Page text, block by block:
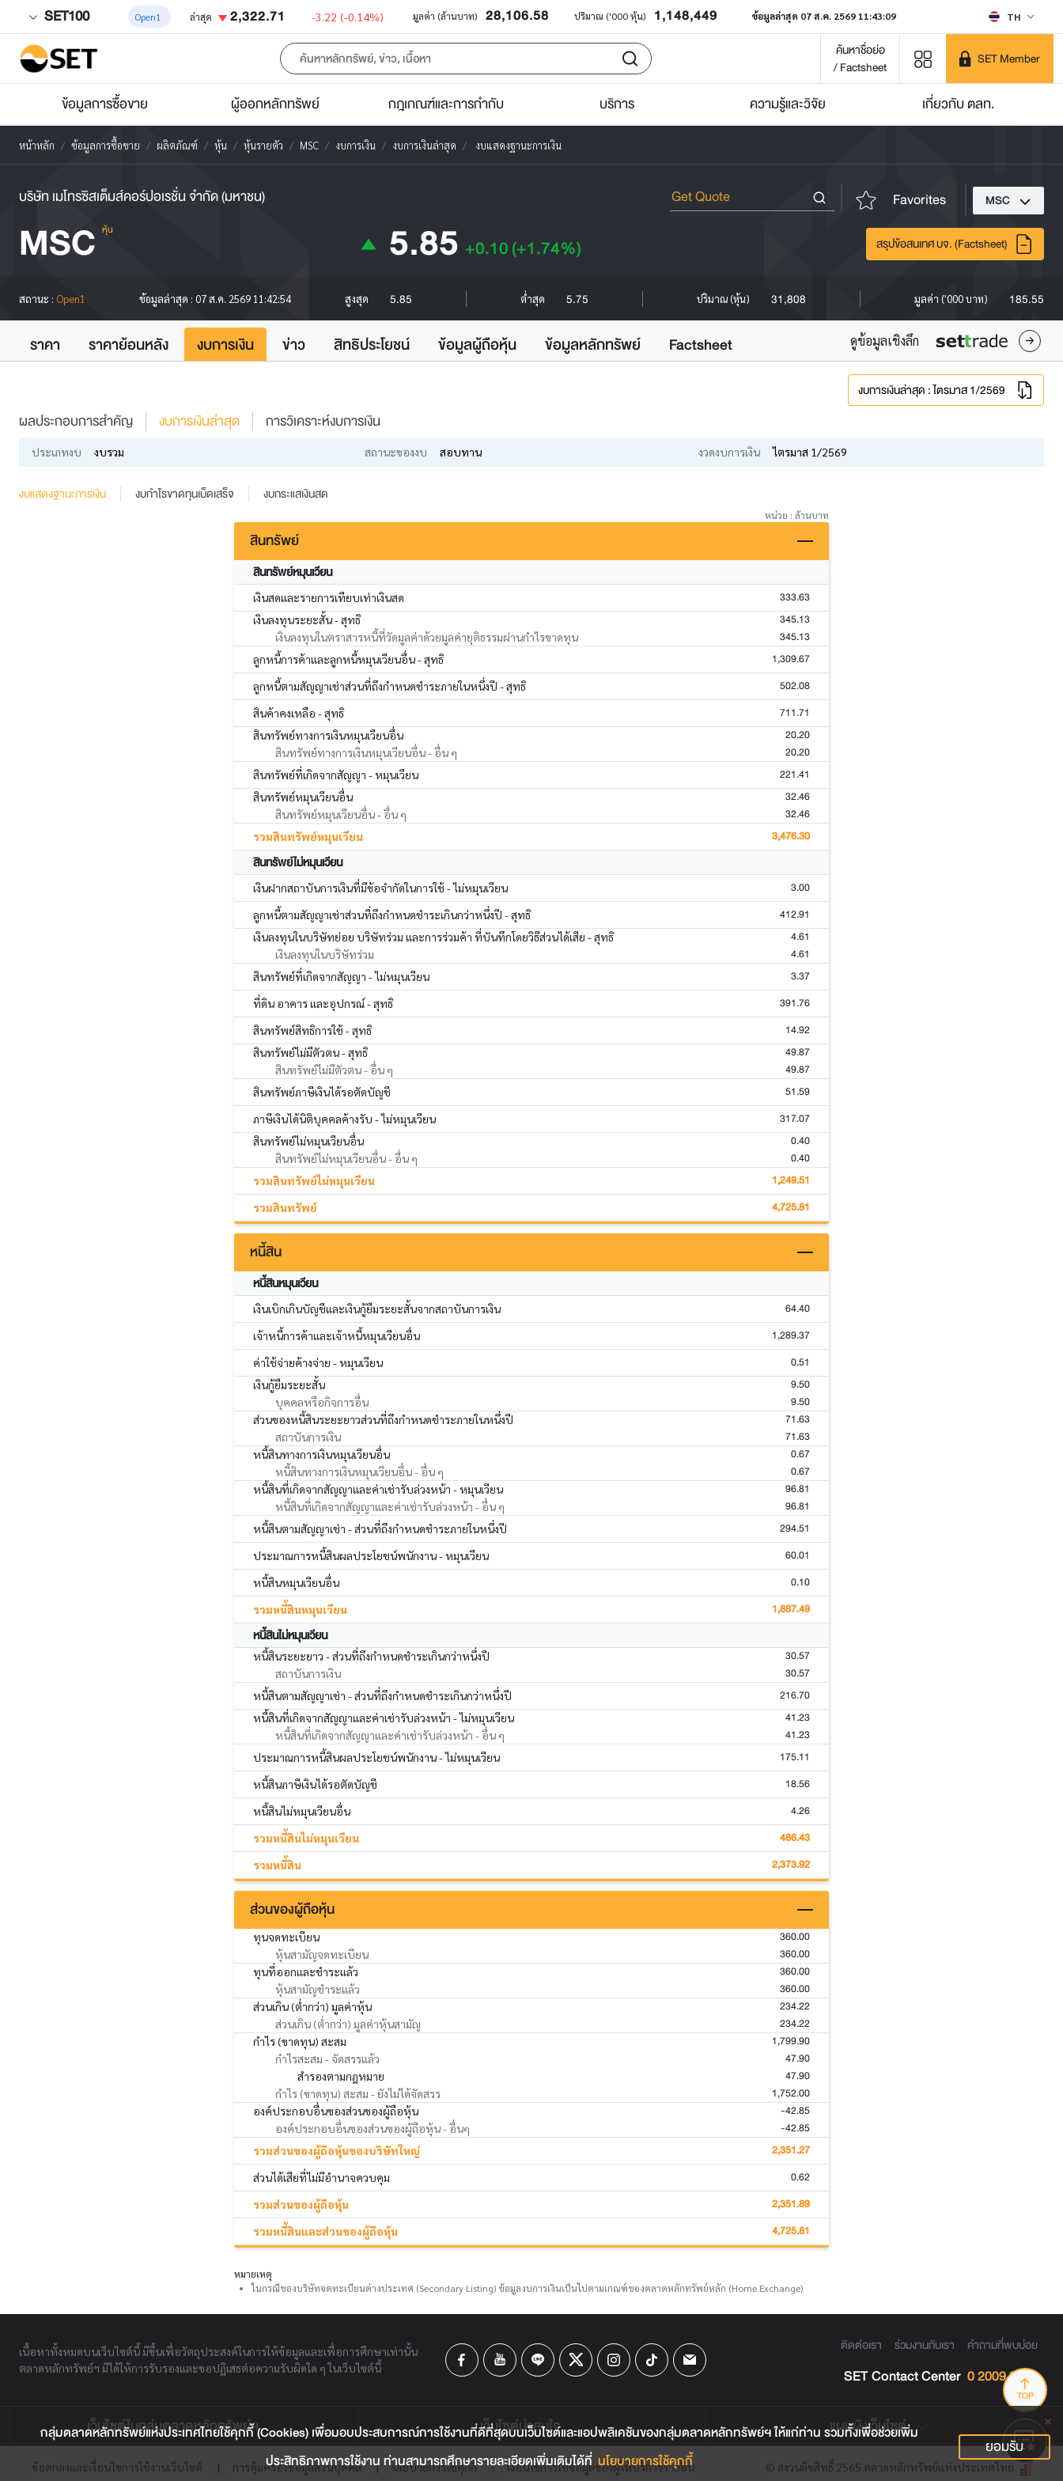
SET100 Open1 ล่าสุด 2,322.71 -3.22 (-0.14%) มูลค่า (ล้านบาท) 28,106.58 ปริมาณ ('000 หุ้น) 1,148,449 ข้อมูลล่าสุด 07 ส.ค. 2569 11:43:09 TH
ค้นหาชื่อย่อ
/ Factsheet
SET Member
ข้อมูลการซื้อขาย ผู้ออกหลักทรัพย์ กฎเกณฑ์และการกำกับ บริการ ความรู้และวิจัย เกี่ยวกับ ตลท.
หน้าหลัก ข้อมูลการซื้อขาย ผลิตภัณฑ์ หุ้น หุ้นรายตัว MSC งบการเงิน งบการเงินล่าสุด งบแสดงฐานะการเงิน
บริษัท เมโทรซิสเต็มส์คอร์ปอเรชั่น จำกัด (มหาชน) Favorites MSC
MSC หุ้น 5.85 +0.10(+1.74%) สรุปข้อสนเทศ บจ. (Factsheet)
สถานะ : Open1 ข้อมูลล่าสุด : 07 ส.ค. 2569 11:42:54 สูงสุด 5.85 ต่ำสุด 5.75 ปริมาณ (หุ้น) 31,808 มูลค่า ('000 บาท) 185.55
ราคา ราคาย้อนหลัง งบการเงิน ข่าว สิทธิประโยชน์ ข้อมูลผู้ถือหุ้น ข้อมูลหลักทรัพย์ Factsheet ดูข้อมูลเชิงลึก
งบการเงินล่าสุด : ไตรมาส 1/2569
ผลประกอบการสำคัญ งบการเงินล่าสุด การวิเคราะห์งบการเงิน
ประเภทงบ งบรวม สถานะของงบ สอบทาน งวดงบการเงิน ไตรมาส 1/2569
งบแสดงฐานะการเงิน งบกำไรขาดทุนเบ็ดเสร็จ งบกระแสเงินสด
หน่วย : ล้านบาท
สินทรัพย์
สินทรัพย์หมุนเวียน
เงินสดและรายการเทียบเท่าเงินสด 333.63
เงินลงทุนระยะสั้น - สุทธิ 345.13
เงินลงทุนในตราสารหนี้ที่วัดมูลค่าด้วยมูลค่ายุติธรรมผ่านกำไรขาดทุน 345.13
ลูกหนี้การค้าและลูกหนี้หมุนเวียนอื่น - สุทธิ 1,309.67
ลูกหนี้ตามสัญญาเช่าส่วนที่ถึงกำหนดชำระภายในหนึ่งปี - สุทธิ 502.08
สินค้าคงเหลือ - สุทธิ 711.71
สินทรัพย์ทางการเงินหมุนเวียนอื่น 20.20
สินทรัพย์ทางการเงินหมุนเวียนอื่น - อื่น ๆ 20.20
สินทรัพย์ที่เกิดจากสัญญา - หมุนเวียน 221.41
สินทรัพย์หมุนเวียนอื่น 32.46
สินทรัพย์หมุนเวียนอื่น - อื่น ๆ 32.46
รวมสินทรัพย์หมุนเวียน 3,476.30
สินทรัพย์ไม่หมุนเวียน
เงินฝากสถาบันการเงินที่มีข้อจำกัดในการใช้ - ไม่หมุนเวียน 3.00
ลูกหนี้ตามสัญญาเช่าส่วนที่ถึงกำหนดชำระเกินกว่าหนึ่งปี - สุทธิ 412.91
เงินลงทุนในบริษัทย่อย บริษัทร่วม และการร่วมค้า ที่บันทึกโดยวิธีส่วนได้เสีย - สุทธิ 4.61
เงินลงทุนในบริษัทร่วม 4.61
สินทรัพย์ที่เกิดจากสัญญา - ไม่หมุนเวียน 3.37
ที่ดิน อาคาร และอุปกรณ์ - สุทธิ 391.76
สินทรัพย์สิทธิการใช้ - สุทธิ 14.92
สินทรัพย์ไม่มีตัวตน - สุทธิ 49.87
สินทรัพย์ไม่มีตัวตน - อื่น ๆ 49.87
สินทรัพย์ภาษีเงินได้รอตัดบัญชี 51.59
ภาษีเงินได้นิติบุคคลค้างรับ - ไม่หมุนเวียน 317.07
สินทรัพย์ไม่หมุนเวียนอื่น 0.40
สินทรัพย์ไม่หมุนเวียนอื่น - อื่น ๆ 0.40
รวมสินทรัพย์ไม่หมุนเวียน 1,249.51
รวมสินทรัพย์ 4,725.81
หนี้สิน
หนี้สินหมุนเวียน
เงินเบิกเกินบัญชีและเงินกู้ยืมระยะสั้นจากสถาบันการเงิน 64.40
เจ้าหนี้การค้าและเจ้าหนี้หมุนเวียนอื่น 1,289.37
ค่าใช้จ่ายค้างจ่าย - หมุนเวียน 0.51
เงินกู้ยืมระยะสั้น 9.50
บุคคลหรือกิจการอื่น 9.50
ส่วนของหนี้สินระยะยาวส่วนที่ถึงกำหนดชำระภายในหนึ่งปี 71.63
สถาบันการเงิน 71.63
หนี้สินทางการเงินหมุนเวียนอื่น 0.67
หนี้สินทางการเงินหมุนเวียนอื่น - อื่น ๆ 0.67
หนี้สินที่เกิดจากสัญญาและค่าเช่ารับล่วงหน้า - หมุนเวียน 96.81
หนี้สินที่เกิดจากสัญญาและค่าเช่ารับล่วงหน้า - อื่น ๆ 96.81
หนี้สินตามสัญญาเช่า - ส่วนที่ถึงกำหนดชำระภายในหนึ่งปี 294.51
ประมาณการหนี้สินผลประโยชน์พนักงาน - หมุนเวียน 60.01
หนี้สินหมุนเวียนอื่น 0.10
รวมหนี้สินหมุนเวียน 1,887.49
หนี้สินไม่หมุนเวียน
หนี้สินระยะยาว - ส่วนที่ถึงกำหนดชำระเกินกว่าหนึ่งปี 30.57
สถาบันการเงิน 30.57
หนี้สินตามสัญญาเช่า - ส่วนที่ถึงกำหนดชำระเกินกว่าหนึ่งปี 216.70
หนี้สินที่เกิดจากสัญญาและค่าเช่ารับล่วงหน้า - ไม่หมุนเวียน 41.23
หนี้สินที่เกิดจากสัญญาและค่าเช่ารับล่วงหน้า - อื่น ๆ 41.23
ประมาณการหนี้สินผลประโยชน์พนักงาน - ไม่หมุนเวียน 175.11
หนี้สินภาษีเงินได้รอตัดบัญชี 18.56
หนี้สินไม่หมุนเวียนอื่น 4.26
รวมหนี้สินไม่หมุนเวียน 486.43
รวมหนี้สิน 2,373.92
ส่วนของผู้ถือหุ้น
ทุนจดทะเบียน 360.00
หุ้นสามัญจดทะเบียน 360.00
ทุนที่ออกและชำระแล้ว 360.00
หุ้นสามัญชำระแล้ว 360.00
ส่วนเกิน (ต่ำกว่า) มูลค่าหุ้น 234.22
ส่วนเกิน (ต่ำกว่า) มูลค่าหุ้นสามัญ 234.22
กำไร (ขาดทุน) สะสม 1,799.90
กำไรสะสม - จัดสรรแล้ว 47.90
สำรองตามกฎหมาย 47.90
กำไร (ขาดทุน) สะสม - ยังไม่ได้จัดสรร 1,752.00
องค์ประกอบอื่นของส่วนของผู้ถือหุ้น -42.85
องค์ประกอบอื่นของส่วนของผู้ถือหุ้น - อื่นๆ -42.85
รวมส่วนของผู้ถือหุ้นของบริษัทใหญ่ 2,351.27
ส่วนได้เสียที่ไม่มีอำนาจควบคุม 0.62
รวมส่วนของผู้ถือหุ้น 2,351.89
รวมหนี้สินและส่วนของผู้ถือหุ้น 4,725.81
หมายเหตุ
ในกรณีของบริษัทจดทะเบียนต่างประเทศ (Secondary Listing) ข้อมูลงบการเงินเป็นไปตามเกณฑ์ของตลาดหลักทรัพย์หลัก (Home Exchange)
TOP
เนื้อหาทั้งหมดบนเว็บไซต์นี้ มีขึ้นเพื่อวัตถุประสงค์ในการให้ข้อมูลและเพื่อการศึกษาเท่านั้น
ตลาดหลักทรัพย์ฯ มิได้ให้การรับรองและขอปฏิเสธต่อความรับผิดใด ๆ ในเว็บไซต์นี้
ติดต่อเรา ร่วมงานกับเรา คำถามที่พบบ่อย
SET Contact Center 0 2009 9999
เว็บไซต์ในกลุ่มตลาดหลักทรัพย์ฯ เว็บไซต์น่าสนใจ แผนผังเว็บไซต์
ข้อตกลงและเงื่อนไขการใช้งานเว็บไซต์ | การคุ้มครองข้อมูลส่วนบุคคล | นโยบายการใช้คุกกี้ | เงื่อนไขการใช้ข้อมูลของผู้ให้บริการรายอื่น © สงวนลิขสิทธิ์ 2565 ตลาดหลักทรัพย์แห่งประเทศไทย
กลุ่มตลาดหลักทรัพย์แห่งประเทศไทยใช้คุกกี้ (Cookies) เพื่อมอบประสบการณ์การใช้งานที่ดีที่สุดบนเว็บไซต์และแอปพลิเคชันของกลุ่มตลาดหลักทรัพย์ฯ ให้แก่ท่าน รวมทั้งเพื่อช่วยเพิ่ม
ประสิทธิภาพการใช้งาน ท่านสามารถศึกษารายละเอียดเพิ่มเติมได้ที่นโยบายการใช้คุกกี้
ยอมรับ